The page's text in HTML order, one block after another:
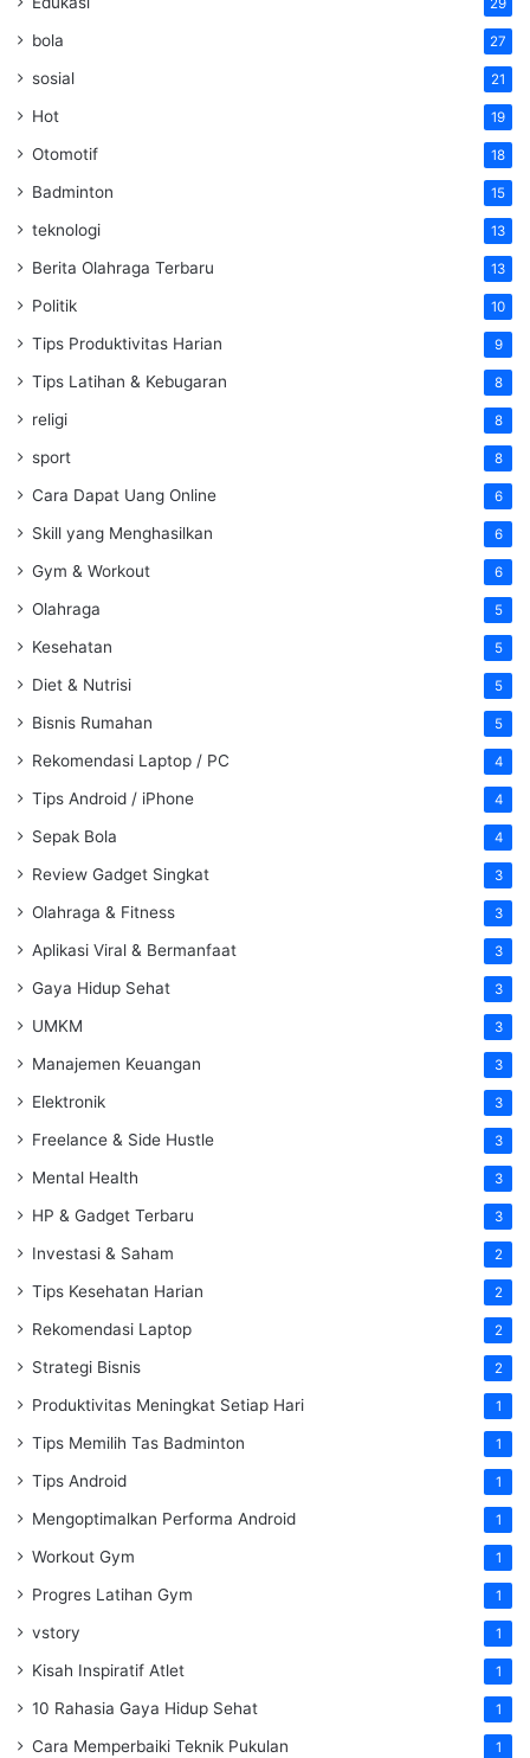
bola 27
sosial 21
Hot 19
Otomotif 18
Badminton 15
teknologi 13
Berita Olahraga Terbaru 13
Politik 10
Tips Produktivitas Harian 9
Tips Latihan & Kebugaran 8
religi 8
sport 8
Cara Dapat Uang Online 6
Skill yang Menghasilkan 6
Gym & Workout 6
Olahraga 5
Kesehatan 5
Diet & Nutrisi 5
Bisnis Rumahan 5
Rekomendasi Laptop / PC 4
Tips Android / iPhone 4
Sepak Bola 4
Review Gadget Singkat 3
Olahraga & Fitness 3
Aplikasi Viral & Bermanfaat 3
Gaya Hidup Sehat 3
UMKM 3
Manajemen Keuangan 3
Elektronik 3
Freelance & Side Hustle 3
Mental Health 3
HP & Gadget Terbaru 3
Investasi & Saham 2
Tips Kesehatan Harian 2
Rekomendasi Laptop 2
Strategi Bisnis 2
Produktivitas Meningkat Setiap Hari 1
Tips Memilih Tas Badminton 1
Tips Android 1
Mengoptimalkan Performa Android 1
Workout Gym 1
Progres Latihan Gym 1
vstory 1
Kisah Inspiratif Atlet 1
10 Rahasia Gaya Hidup Sehat 1
Cara Memperbaiki Teknik Pukulan 1